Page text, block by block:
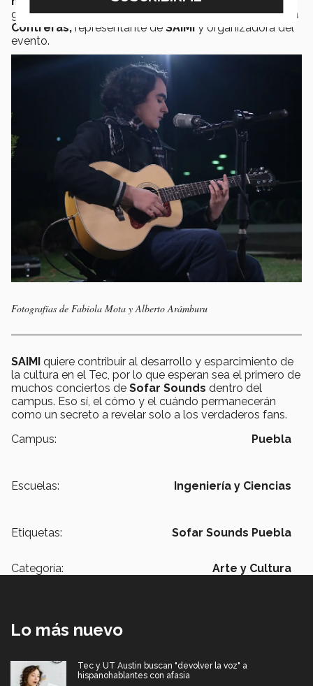
géneros que no conocíamos antes" comparteGabriela
Contreras, representante de SAIMI y organizadora del
evento.
Fotografías de Fabiola Mota y Alberto Arámburu
SAIMI quiere contribuir al desarrollo y esparcimiento de
la cultura en el Tec, por lo que esperan sea el primero de
muchos conciertos de Sofar Sounds dentro del
campus. Eso sí, el cómo y el cuándo permanecerán
como un secreto a revelar solo a los verdaderos fans.
Campus:
Puebla
Escuelas: Ingeniería y Ciencias
Etiquetas: Sofar Sounds Puebla
Categoría: Arte y Cultura
Lo más nuevo
Tec y UT Austin buscan "devolver la voz" a
hispanohablantes con afasia